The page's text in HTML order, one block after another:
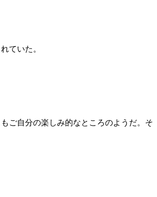
ていた。
ご自分の楽しみ的なところのようだ。そ